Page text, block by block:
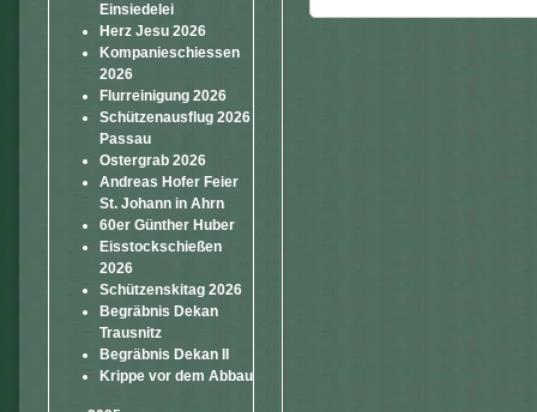
Einsiedelei
Herz Jesu 2026
Kompanieschiessen
2026
Flurreinigung 2026
Schützenausflug 2026
Passau
Ostergrab 2026
Andreas Hofer Feier
St. Johann in Ahrn
60er Günther Huber
Eisstockschießen
2026
Schützenskitag 2026
Begräbnis Dekan
Trausnitz
Begräbnis Dekan II
Krippe vor dem Abbau